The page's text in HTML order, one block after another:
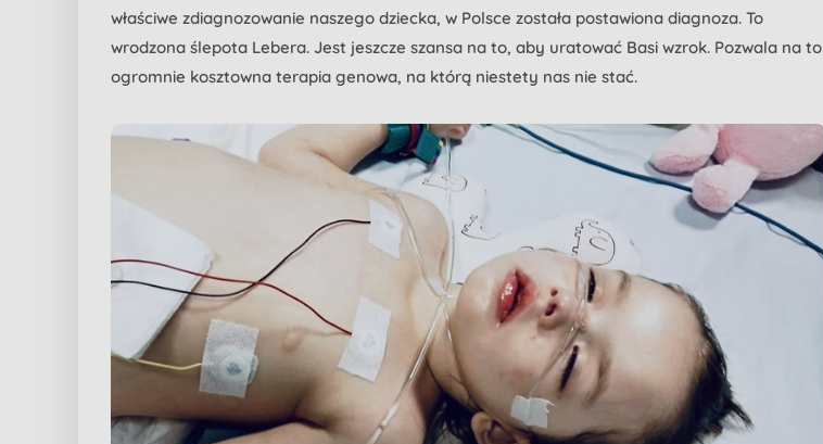
właściwe zdiagnozowanie naszego dziecka, w Polsce została postawiona diagnoza. To
wrodzona ślepota Lebera. Jest jeszcze szansa na to, aby uratować Basi wzrok. Pozwala na to
ogromnie kosztowna terapia genowa, na którą niestety nas nie stać.